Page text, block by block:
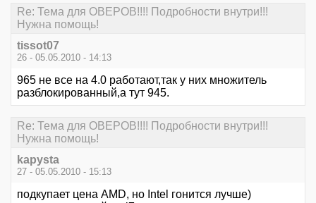
Re: Тема для ОВЕРОВ!!!! Подробности внутри!!!
Нужна помощь!
tissot07
26 - 05.05.2010 - 14:13
965 не все на 4.0 работают,так у них множитель
разблокированный,а тут 945.
Re: Тема для ОВЕРОВ!!!! Подробности внутри!!!
Нужна помощь!
kapysta
27 - 05.05.2010 - 15:13
подкупает цена AMD, но Intel гонится лучше)